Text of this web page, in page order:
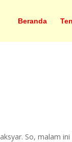
Beranda
So, malam